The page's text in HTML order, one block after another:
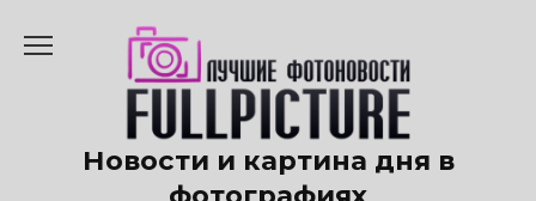
содержанию
Новости и картина дня в